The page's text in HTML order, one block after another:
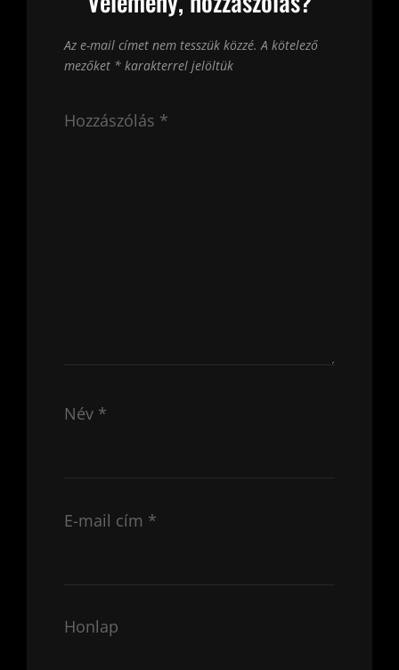
Az e-mail címet nem tesszük közzé. A kötelező
mezőket * karakterrel jelöltük
Hozzászólás *
Név *
E-mail cím *
Honlap